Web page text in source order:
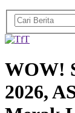
WOW!
2026,